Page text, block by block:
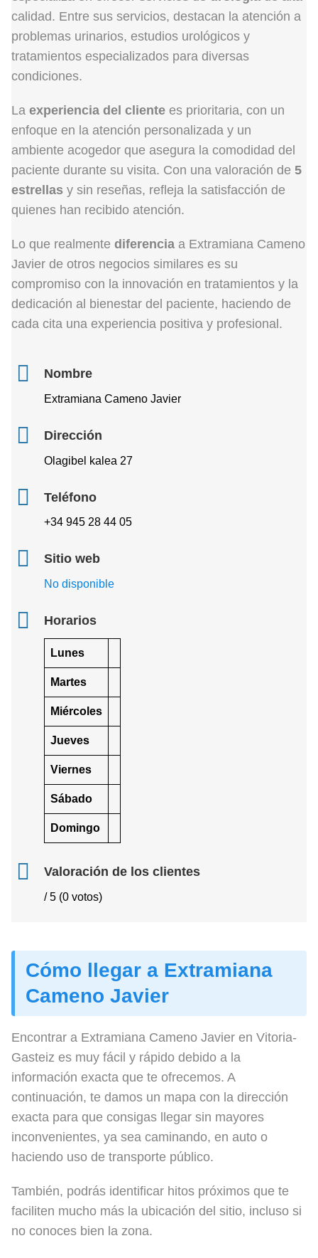
calidad. Entre sus servicios, destacan la atención a
problemas urinarios, estudios urológicos y
tratamientos especializados para diversas
condiciones.
La experiencia del cliente es prioritaria, con un
enfoque en la atención personalizada y un
ambiente acogedor que asegura la comodidad del
paciente durante su visita. Con una valoración de 5
estrellas y sin reseñas, refleja la satisfacción de
quienes han recibido atención.
Lo que realmente diferencia a Extramiana Cameno
Javier de otros negocios similares es su
compromiso con la innovación en tratamientos y la
dedicación al bienestar del paciente, haciendo de
cada cita una experiencia positiva y profesional.
Nombre
Extramiana Cameno Javier
Dirección
Olagibel kalea 27
Teléfono
+34 945 28 44 05
Sitio web
No disponible
Horarios
Lunes
Martes
Miércoles
Jueves
Viernes
Sábado
Domingo
Valoración de los clientes
/ 5 (0 votos)
Cómo llegar a Extramiana
Cameno Javier
Encontrar a Extramiana Cameno Javier en Vitoria-
Gasteiz es muy fácil y rápido debido a la
información exacta que te ofrecemos. A
continuación, te damos un mapa con la dirección
exacta para que consigas llegar sin mayores
inconvenientes, ya sea caminando, en auto o
haciendo uso de transporte público.
También, podrás identificar hitos próximos que te
faciliten mucho más la ubicación del sitio, incluso si
no conoces bien la zona.